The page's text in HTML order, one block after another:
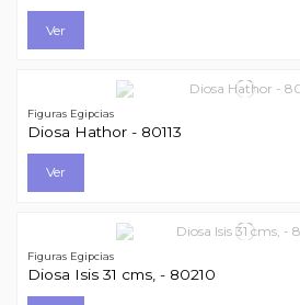
Ver
Figuras Egipcias
Diosa Hathor - 80113
Ver
Figuras Egipcias
Diosa Isis 31 cms, - 80210